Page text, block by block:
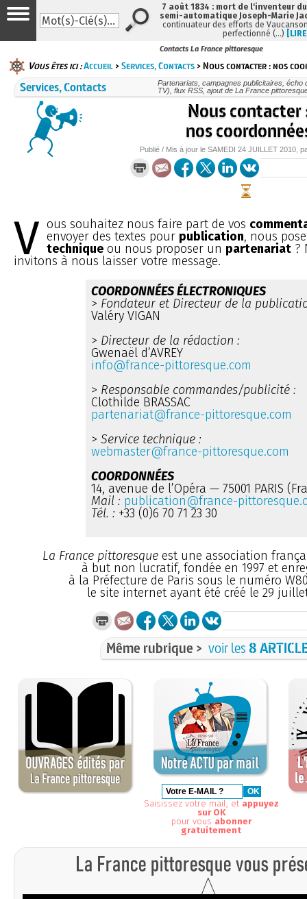
Contacts La France pittoresque
Vous êtes ici :Accueil >Services, Contacts > Nous contacter : nos
Services, Contacts
Partenariats, campagnes publicitaires, écho
TV), flux RSS, ajout de La France
Nous contacter
nos
Publié / Mis à jour le SAMEDI 24 JUILLET 2010 ,
V ous souhaitez nous faire part de vos
envoyer des textes pour publication, nous
technique ou nous proposer un partenariat ?
invitons à nous laisser votre message.
COORDONNÉES ÉLECTRONIQUES
> Fondateur et Directeur de la
Valéry VIGAN
> Directeur de la rédaction :
Gwenaël d’AVREY
info@france-pittoresque.com
> Responsable commandes/publicité :
Clothilde BRASSAC
partenariat@france-pittoresque.com
> Service technique :
webmaster@france-pittoresque.com
COORDONNÉES
14, avenue de l’Opéra — 75001 PARIS
Mail : publication@france-
Tél. : +33 (0)6 70 71 23 30
La France pittoresque est une association
à but non lucratif, fondée en 1997 et
à la Préfecture de Paris sous le numéro
le site internet ayant été créé le 29
Même rubrique > voir les8
Saisissez votre mail, et appuyez
sur OK
pour vous abonner
gratuitement
7 août 1834 : mort de l'inventeur
semi-automatique Joseph-Marie
continuateur des efforts de
perfectionné (…)